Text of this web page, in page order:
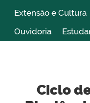
Extensão e Cultura
Ouvidoria
Ciclo